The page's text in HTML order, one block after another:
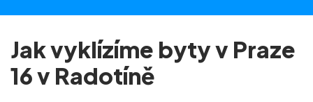
Jak vyklízíme byty v Praze
16 v Radotíně